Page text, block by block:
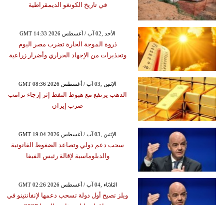
في تاريخ الكونغو الديمقراطية
GMT 14:33 2026 الأحد ,02 آب / أغسطس
ذروة الموجة الحارة تضرب مصر اليوم
وتحذيرات من الإجهاد الحراري وأضرار زراعية
GMT 08:36 2026 الإثنين ,03 آب / أغسطس
الذهب يرتفع مع هبوط النفط إثر إرجاء ترامب
ضرب إيران
GMT 19:04 2026 الإثنين ,03 آب / أغسطس
سحب دعم دولي وتصاعد الضغوط القانونية
والدبلوماسية لإقالة رئيس الفيفا
GMT 02:26 2026 الثلاثاء ,04 آب / أغسطس
ويلز تصبح أول دولة تسحب دعمها لإنفانتينو في